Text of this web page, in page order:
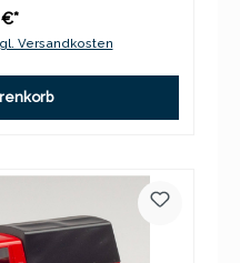
Versandkosten